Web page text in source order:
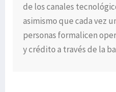
de los canales
asimismo que cada vez
personas formalicen
y crédito a través de la